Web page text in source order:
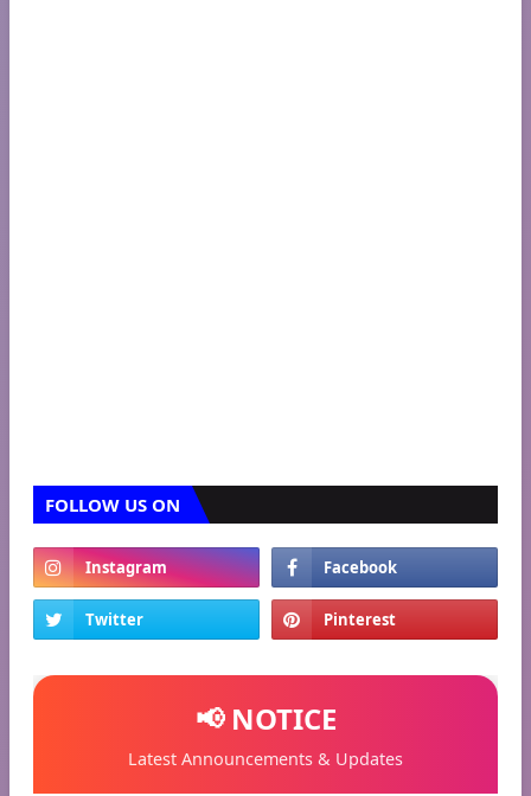
FOLLOW US ON
📢 NOTICE
Latest Announcements & Updates